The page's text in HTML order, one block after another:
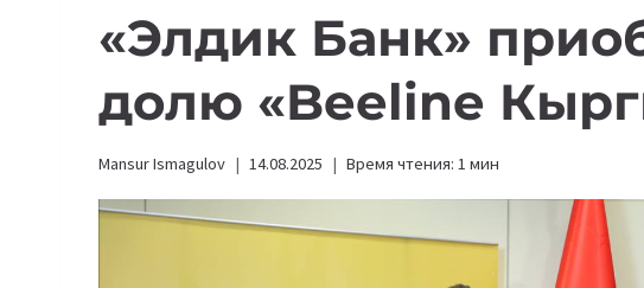
«Элдик Банк»
долю «Beeline
Mansur Ismagulov 14.08.2025 Время чтения: 1 мин